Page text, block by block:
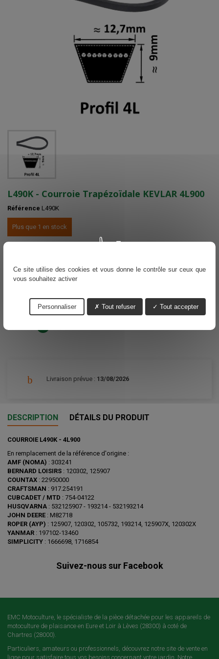
L490K - Courroie Trapézoïdale KEVLAR 4L900
Référence L490K
Plus que 1 en stock
Voir nos délais de livraisons
Livraison prévue : 13/08/2026
DESCRIPTION DÉTAILS DU PRODUIT
COURROIE L490K - 4L900
En remplacement de la référence d'origine :
AMF (NOMA) : 303241
BERNARD LOISIRS : 120302, 125907
COUNTAX : 22950000
CRAFTSMAN : 917.254191
CUBCADET / MTD : 754-04122
HUSQVARNA : 532125907 - 193214 - 532193214
JOHN DEERE : M82718
ROPER (AYP) : 125907, 120302, 105732, 193214, 125907X, 120302X
YANMAR : 197102-13460
SIMPLICITY : 1666698, 1716854
Suivez-nous sur Facebook
EMC Motoculture, le spécialiste de la pièce détachée pour les appareils de
motoculture de plaisance en Eure et Loir à Lèves (28300) à coté de
Chartres (28000).
Particuliers, amateurs ou professionnels, découvrez notre site de vente en
ligne pour satisfaire tous vos besoins concernant votre jardin. Notre
Ce site utilise des cookies et vous donne le contrôle sur ceux que
vous souhaitez activer
Tout accepter
Tout refuser
Personnaliser